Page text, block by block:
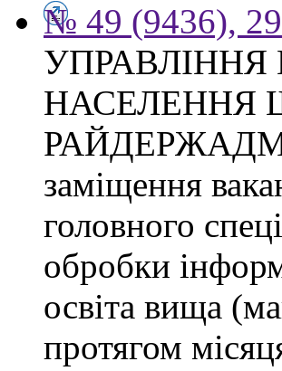
№ 49 (9436), 29
УПРАВЛІННЯ
НАСЕЛЕННЯ
заміщення
головного
обробки
освіта вища
протягом